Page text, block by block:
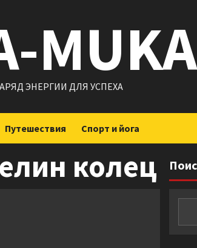
MUKA
ЭНЕРГИИ ДЛЯ УСПЕХА
Путешествия Спорт и йога
колец